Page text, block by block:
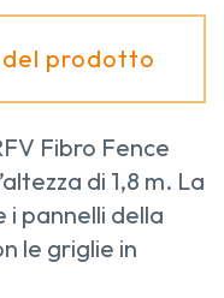
del prodotto
Fibro Fence
di 1,8 m. La
i pannelli della
le griglie in